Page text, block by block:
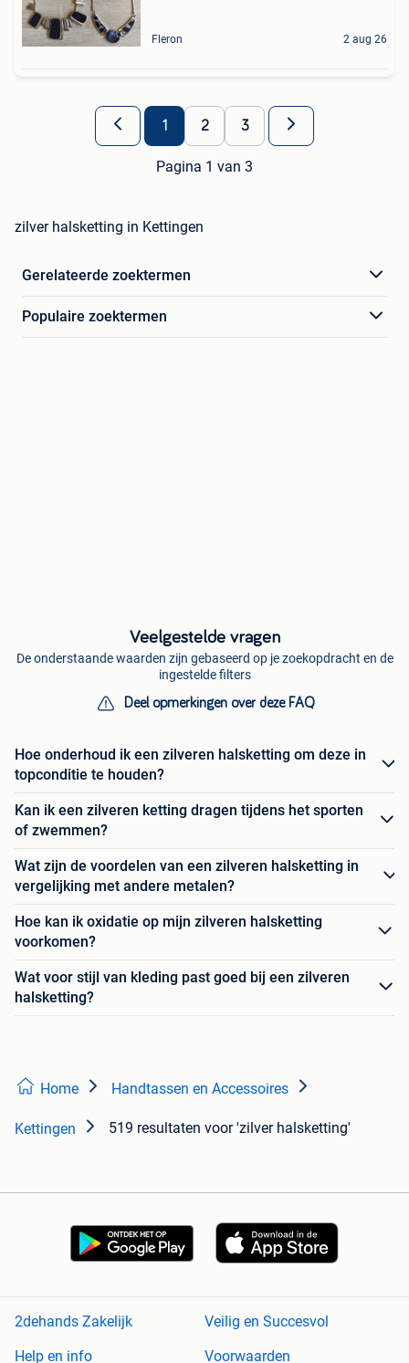
Fleron 2 aug 26
1 2 3
Pagina 1 van 3
zilver halsketting in Kettingen
Gerelateerde zoektermen
Populaire zoektermen
Veelgestelde vragen
De onderstaande waarden zijn gebaseerd op je zoekopdracht en de
ingestelde filters
Deel opmerkingen over deze FAQ
Hoe onderhoud ik een zilveren halsketting om deze in
topconditie te houden?
Kan ik een zilveren ketting dragen tijdens het sporten
of zwemmen?
Wat zijn de voordelen van een zilveren halsketting in
vergelijking met andere metalen?
Hoe kan ik oxidatie op mijn zilveren halsketting
voorkomen?
Wat voor stijl van kleding past goed bij een zilveren
halsketting?
Home Handtassen en Accessoires
Kettingen 519 resultaten voor 'zilver halsketting'
2dehands Zakelijk
Veilig en Succesvol
Help en info
Voorwaarden